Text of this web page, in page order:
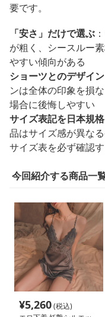
要です。
「安さ」だけで選ぶ
が粗く、シースルー
やすい傾向がある
ショーツとのデザイ
ンは全体の印象を損
場合に後悔しやすい
サイズ表記を日本規
品はサイズ感が異な
サイズ表を必ず確認
今回紹介する商品一
¥5,260(税込)